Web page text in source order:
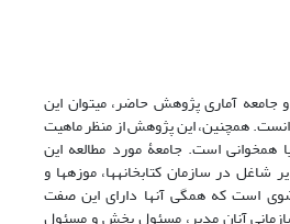
آماری پژوهش حاضر، می­توان این
همچنین، این پژوهش از منظر ماهیت
است. جامعۀ مورد مطالعه این
متشکل از 100 مدیر شاغل در سازمان کتابخانه­ها، موزه­ها و
است که همگی آنها دارای این صفت